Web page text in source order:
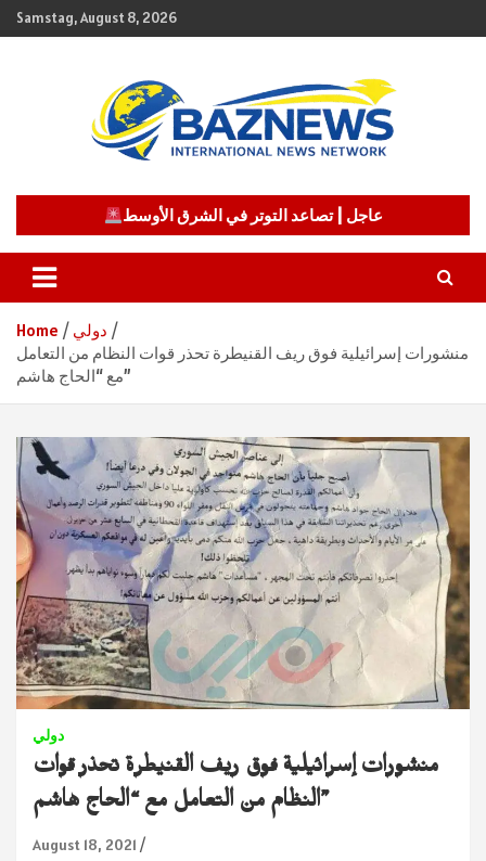
Skip
to
Samstag, August 8, 2026
BAZNEWS
عاجل | تصاعد التوتر في الشرق الأوسط
Home
دولي
منشورات إسرائيلية فوق ريف القنيطرة تحذر قوات النظام من التعامل
مع “الحاج هاشم”
دولي
منشورات إسرائيلية فوق ريف القنيطرة تحذر قوات
النظام من التعامل مع “الحاج هاشم”
August 18, 2021